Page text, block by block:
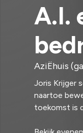
A.I.
AziËhuis
Joris Krijger
naartoe
toekomst is